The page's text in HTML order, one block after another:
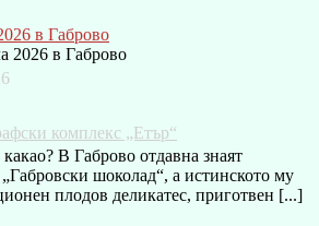
в Габрово
комплекс „Етър“
В Габрово отдавна знаят
шоколад“, а истинското му
плодов деликатес, приготвен [...]